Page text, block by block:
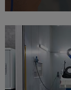
Dowiedz się więcej